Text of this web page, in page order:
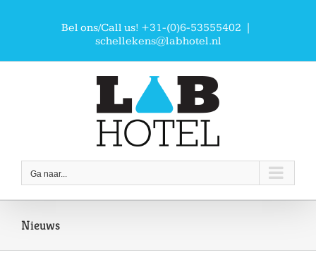
Bel ons/Call us! +31-(0)6-53555402 |
schellekens@labhotel.nl
Ga naar...
Nieuws